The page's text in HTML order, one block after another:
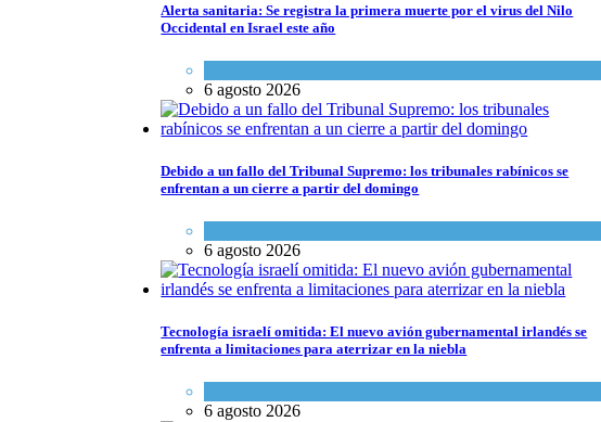
Alerta sanitaria: Se registra la primera muerte por el virus del Nilo
Occidental en Israel este año
6 agosto 2026
Debido a un fallo del Tribunal Supremo: los tribunales rabínicos se
enfrentan a un cierre a partir del domingo
6 agosto 2026
Tecnología israelí omitida: El nuevo avión gubernamental irlandés se
enfrenta a limitaciones para aterrizar en la niebla
6 agosto 2026